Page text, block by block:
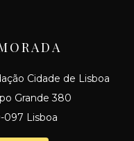
Cidade de Lisboa
Grande 380
097 Lisboa